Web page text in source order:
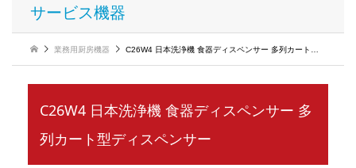
サービス機器
業務用厨房機器 C26W4 日本洗浄機 食器ディスペンサー 多列カート型ディスペンサー
C26W4 日本洗浄機 食器ディスペンサー 多
列カート型ディスペンサー